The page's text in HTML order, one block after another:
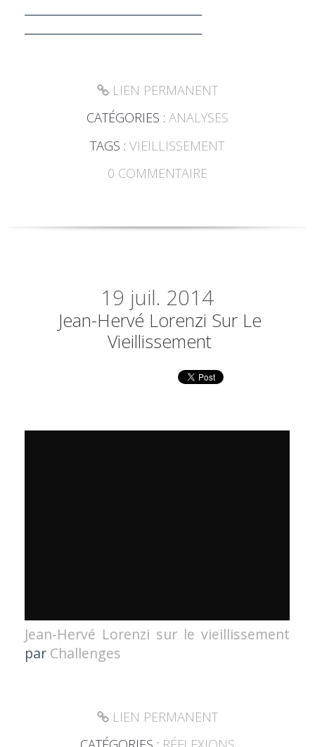
LIEN PERMANENT
CATÉGORIES : ANALYSES
TAGS :VIEILLISSEMENT
0 COMMENTAIRE
19 juil. 2014
Jean-Hervé Lorenzi Sur Le
Vieillissement
Jean-Hervé Lorenzi sur le vieillissement
par Challenges
LIEN PERMANENT